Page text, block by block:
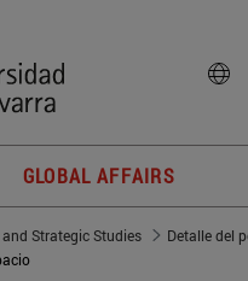
GLOBAL AFFAIRS
Strategic Studies
Detalle del